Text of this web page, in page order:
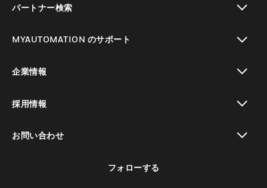
パートナー検索
MYAUTOMATION のサポート
企業情報
採用情報
お問い合わせ
フォローする